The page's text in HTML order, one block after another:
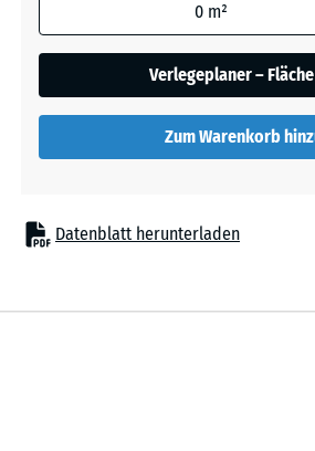
Grauer
0 m²
Verlegeplaner –
Zum Warenkorb
Datenblatt herunterladen